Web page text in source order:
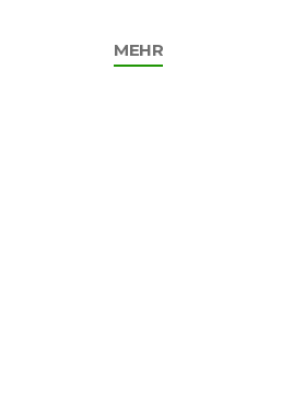
MEHR"Für